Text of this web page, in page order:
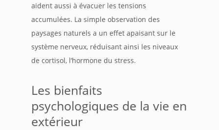
aident aussi à évacuer les tensions
accumulées. La simple observation des
paysages naturels a un effet apaisant sur le
système nerveux, réduisant ainsi les niveaux
de cortisol, l’hormone du stress.
Les bienfaits
psychologiques de la vie en
extérieur